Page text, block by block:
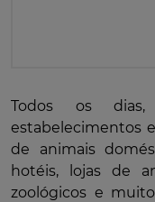
Todos os
estabelecimentos
de animais
hotéis, lojas de
zoológicos e